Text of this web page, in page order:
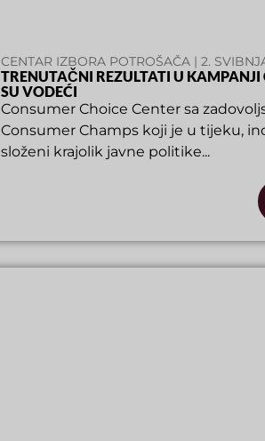
CENTAR IZBORA POTROŠAČA | 2.
TRENUTAČNI REZULTATI U
SU VODEĆI
Consumer Choice Center sa
Consumer Champs koji je u tijeku,
složeni krajolik javne politike...